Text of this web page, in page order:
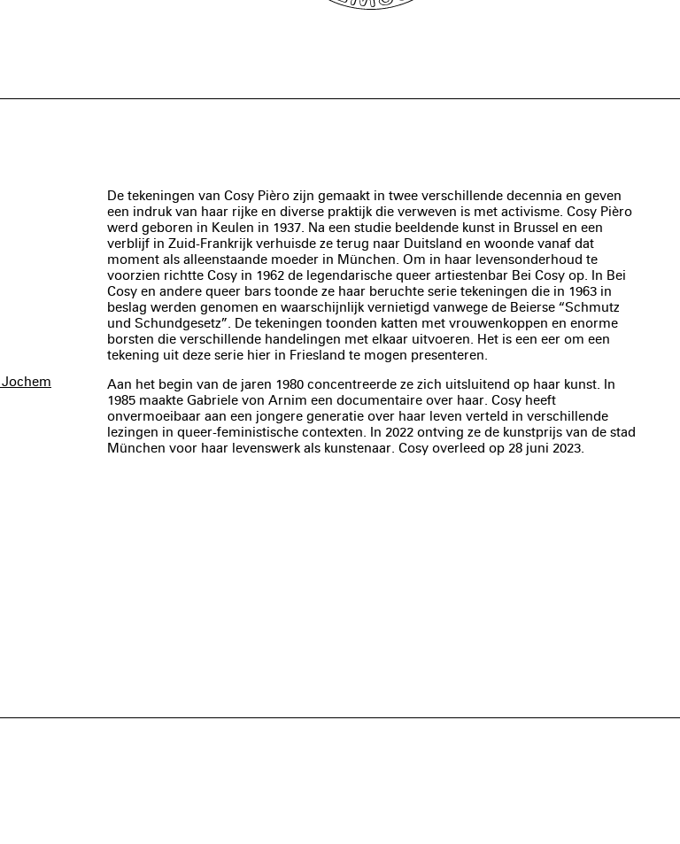
De tekeningen van Cosy Pièro zijn gemaakt in twee verschillende decennia en geven
een indruk van haar rijke en diverse praktijk die verweven is met activisme. Cosy Pièro
werd geboren in Keulen in 1937. Na een studie beeldende kunst in Brussel en een
verblijf in Zuid-Frankrijk verhuisde ze terug naar Duitsland en woonde vanaf dat
moment als alleenstaande moeder in München. Om in haar levensonderhoud te
voorzien richtte Cosy in 1962 de legendarische queer artiestenbar Bei Cosy op. In Bei
Cosy en andere queer bars toonde ze haar beruchte serie tekeningen die in 1963 in
beslag werden genomen en waarschijnlijk vernietigd vanwege de Beierse “Schmutz
und Schundgesetz”. De tekeningen toonden katten met vrouwenkoppen en enorme
borsten die verschillende handelingen met elkaar uitvoeren. Het is een eer om een
tekening uit deze serie hier in Friesland te mogen presenteren.
Aan het begin van de jaren 1980 concentreerde ze zich uitsluitend op haar kunst. In
1985 maakte Gabriele von Arnim een documentaire over haar. Cosy heeft
onvermoeibaar aan een jongere generatie over haar leven verteld in verschillende
lezingen in queer-feministische contexten. In 2022 ontving ze de kunstprijs van de stad
München voor haar levenswerk als kunstenaar. Cosy overleed op 28 juni 2023.